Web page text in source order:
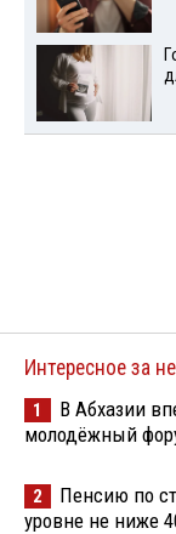
Интересное за
1
В Абхазии
молодёжный
2
Пенсию по
уровне не ниже